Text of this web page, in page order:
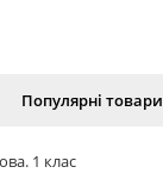
Популярні товари
1 клас